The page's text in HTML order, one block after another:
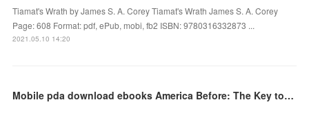
Tiamat's Wrath by James S. A. Corey Tiamat's Wrath James S. A. Corey
Page: 608 Format: pdf, ePub, mobi, fb2 ISBN: 9780316332873 ...
2021.05.10 14:20
Mobile pda download ebooks America Before: The Key to Earth's Lost Civilization by Graham Hancock